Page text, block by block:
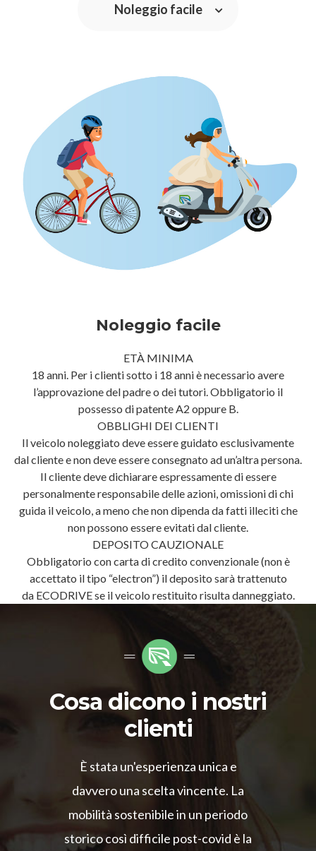
Noleggio facile
Noleggio facile
ETÀ MINIMA
18 anni. Per i clienti sotto i 18 anni è necessario avere
l’approvazione del padre o dei tutori. Obbligatorio il
possesso di patente A2 oppure B.
OBBLIGHI DEI CLIENTI
Il veicolo noleggiato deve essere guidato esclusivamente
dal cliente e non deve essere consegnato ad un’altra persona.
Il cliente deve dichiarare espressamente di essere
personalmente responsabile delle azioni, omissioni di chi
guida il veicolo, a meno che non dipenda da fatti illeciti che
non possono essere evitati dal cliente.
DEPOSITO CAUZIONALE
Obbligatorio con carta di credito convenzionale (non è
accettato il tipo “electron”) il deposito sarà trattenuto
da ECODRIVE se il veicolo restituito risulta danneggiato.
Cosa dicono i nostri
clienti
È stata un'esperienza unica e
davvero una scelta vincente. La
mobilità sostenibile in un periodo
storico così difficile post-covid è la